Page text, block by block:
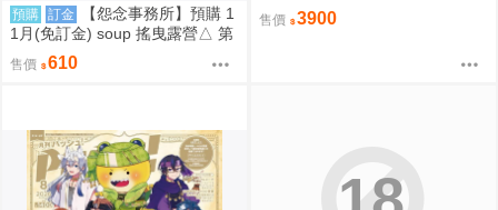
預購 訂金
【怨念事務所】預購 1
1月(免訂金) soup 搖曳露營△ 第
3季 Q版珠鍊布偶吊飾 娃娃 玩偶
志摩凜 0825
售價 610
售價 3900